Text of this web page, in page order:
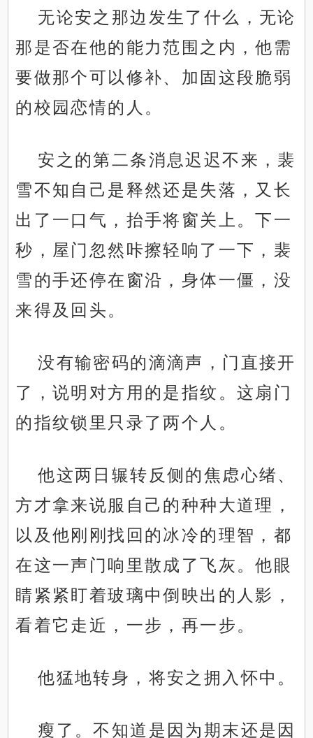
无论安之那边发生了什么，无论
那是否在他的能力范围之内，他需
要做那个可以修补、加固这段脆弱
的校园恋情的人。
安之的第二条消息迟迟不来，裴
雪不知自己是释然还是失落，又长
出了一口气，抬手将窗关上。下一
秒，屋门忽然咔擦轻响了一下，裴
雪的手还停在窗沿，身体一僵，没
来得及回头。
没有输密码的滴滴声，门直接开
了，说明对方用的是指纹。这扇门
的指纹锁里只录了两个人。
他这两日辗转反侧的焦虑心绪、
方才拿来说服自己的种种大道理，
以及他刚刚找回的冰冷的理智，都
在这一声门响里散成了飞灰。他眼
睛紧紧盯着玻璃中倒映出的人影，
看着它走近，一步，再一步。
他猛地转身，将安之拥入怀中。
瘦了。不知道是因为期末还是因